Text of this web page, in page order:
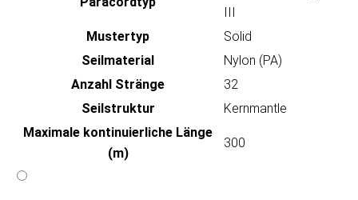
III
Mustertyp
Solid
Seilmaterial
Nylon (PA)
Anzahl Stränge
32
Seilstruktur
Kernmantle
Maximale kontinuierliche Länge
(m)
300